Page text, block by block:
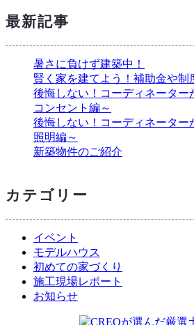
最新記事
暑さに負けず建築中！
賢く家を建てよう！補助金や制
後悔しない！コーディネータ
コンセント編～
後悔しない！コーディネータ
照明編～
新築物件のご紹介
カテゴリー
イベント
モデルハウス
初めての家づくり
施工現場レポート
お知らせ